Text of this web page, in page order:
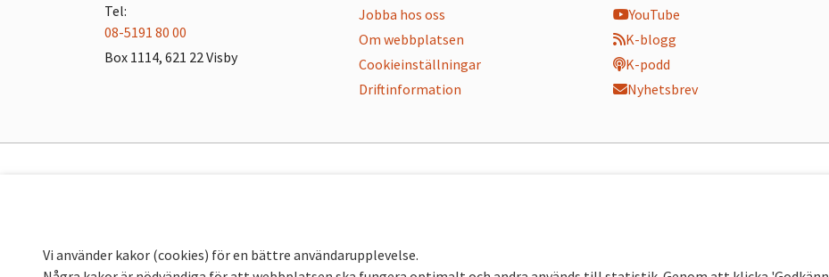
Tel:
08-5191 80 00
Box 1114, 621 22 Visby
Jobba hos oss
Om webbplatsen
Cookieinställningar
Driftinformation
YouTube
K-blogg
K-podd
Nyhetsbrev
Vi använder kakor (cookies) för en bättre användarupplevelse.